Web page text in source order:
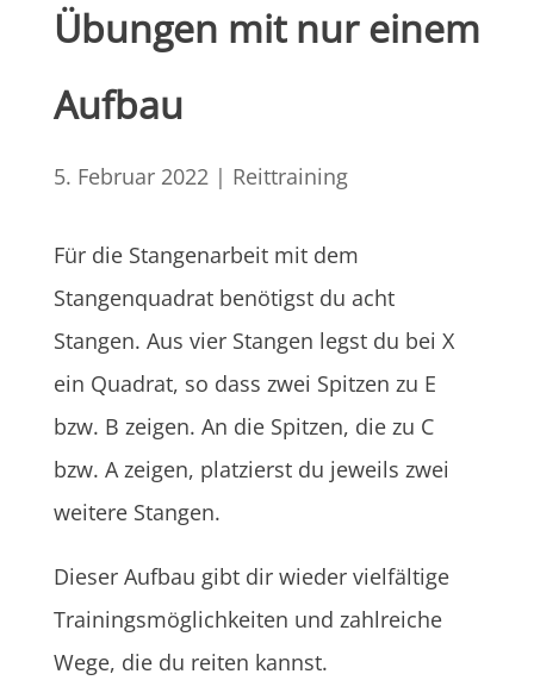
Übungen mit nur einem
Aufbau
5. Februar 2022| Reittraining
Für die Stangenarbeit mit dem
Stangenquadrat benötigst du acht
Stangen. Aus vier Stangen legst du bei X
ein Quadrat, so dass zwei Spitzen zu E
bzw. B zeigen. An die Spitzen, die zu C
bzw. A zeigen, platzierst du jeweils zwei
weitere Stangen.
Dieser Aufbau gibt dir wieder vielfältige
Trainingsmöglichkeiten und zahlreiche
Wege, die du reiten kannst.